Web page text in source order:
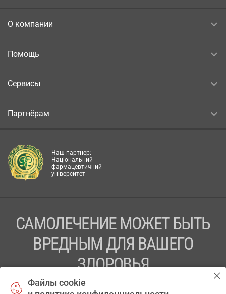
О компании
Помощь
Сервисы
Партнёрам
Наш партнер:
Національний
фармацевтичний
університет
САМОЛЕЧЕНИЕ МОЖЕТ БЫТЬ
ВРЕДНЫМ ДЛЯ ВАШЕГО
ЗДОРОВЬЯ
ПЕРЕД ПРИМЕНЕНИЕМ ПРЕПАРАТА
Файлы cookie